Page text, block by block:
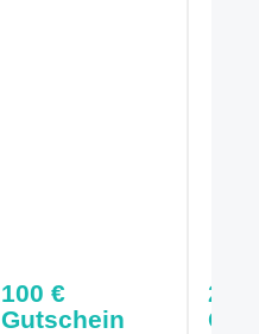
100 €
Gutschein
20 €